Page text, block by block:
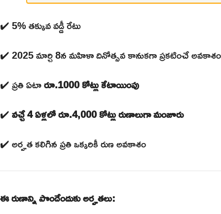
✔️ 5% తక్కువ వడ్డీ రేటు
✔️ 2025 మార్చి 8న మహిళా దినోత్సవ కానుకగా ప్రకటించే అవకాశం
✔️ ప్రతి ఏటారూ.1000 కోట్లు కేటాయింపు
✔️వచ్చే 4 ఏళ్లలో రూ.4,000 కోట్లు రుణాలుగా మంజూరు
✔️ అర్హత కలిగిన ప్రతి ఒక్కరికీ రుణ అవకాశం
ఈ రుణాన్ని పొందేందుకు అర్హతలు: